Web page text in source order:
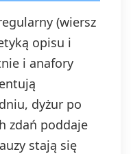
(wiersz
opisu i
i anafory
dyżur po
zdań poddaje
stają się